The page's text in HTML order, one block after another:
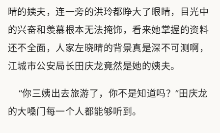
晴的姨夫，连一旁的洪玲都睁大了眼睛，目光中
的兴奋和羡慕根本无法掩饰，看来她掌握的资料
还不全面，人家左晓晴的背景真是深不可测啊，
江城市公安局长田庆龙竟然是她的姨夫。
“你三姨出去旅游了，你不是知道吗？”田庆龙
的大嗓门每一个人都能够听到。